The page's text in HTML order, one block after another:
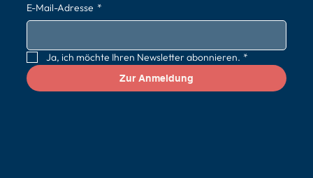
E-Mail-Adresse *
Ja, ich möchte Ihren Newsletter abonnieren. *
Zur Anmeldung